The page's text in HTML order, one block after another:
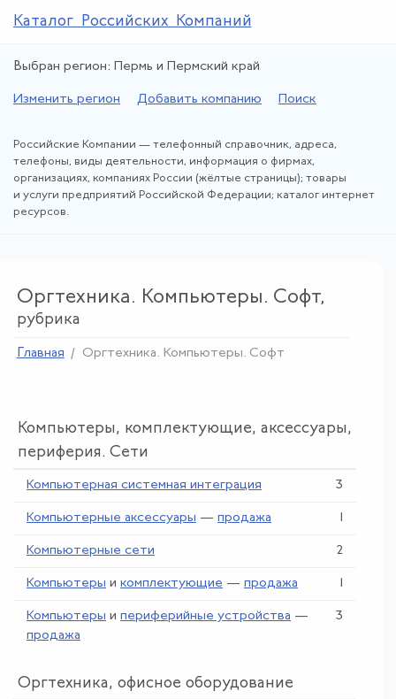
Каталог Российских Компаний
Выбран регион: Пермь и Пермский край
Изменить регион Добавить компанию Поиск
Российские Компании — телефонный справочник, адреса,
телефоны, виды деятельности, информация о фирмах,
организациях, компаниях России (жёлтые страницы); товары
и услуги предприятий Российской Федерации; каталог интернет
ресурсов.
Оргтехника. Компьютеры. Софт,
рубрика
Главная Оргтехника. Компьютеры. Софт
Компьютеры, комплектующие, аксессуары,
периферия. Сети
Компьютерная системная интеграция 3
Компьютерные аксессуары — продажа 1
Компьютерные сети 2
Компьютеры и комплектующие — продажа 1
Компьютеры и периферийные устройства —
продажа
3
Оргтехника, офисное оборудование